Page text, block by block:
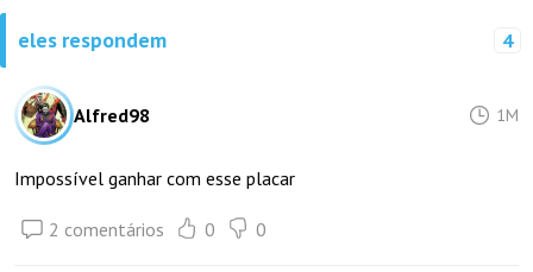
eles respondem 4
Alfred98 1M
Impossível ganhar com esse placar
2 comentários 0 0